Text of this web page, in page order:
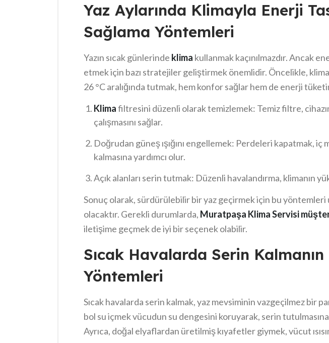
terimlere dair kafa karışıklığı yaşaması mümkündür. İyi bir
bu sorunlar aşılabilir. Sonuçta, etkili müşteri hizmetleri,
artırmada önemli bir rol oynamaktadır.
Yaz Aylarında Klimayla Enerji
Sağlama Yöntemleri
Yazın sıcak günlerinde klima kullanmak kaçınılmazdır. Ancak
etmek için bazı stratejiler geliştirmek önemlidir. Öncelikle, klima
26 °C aralığında tutmak, hem konfor sağlar hem de enerji
faydalanmak, gündüz kullanımını azaltır. Son olarak, düzenli
ile cihazın verimliliği artırılabilir.
Klimafiltresini düzenli olarak temizlemek: Temiz filtre,
çalışmasını sağlar.
Doğrudan güneş ışığını engellemek: Perdeleri kapatmak, iç
kalmasına yardımcı olur.
Açık alanları serin tutmak: Düzenli havalandırma, klimanın
Sonuç olarak, sürdürülebilir bir yaz geçirmek için bu yöntemleri
olacaktır. Gerekli durumlarda, Muratpaşa Klima Servisi
iletişime geçmek de iyi bir seçenek olabilir.
Sıcak Havalarda Serin
Yöntemleri
Sıcak havalarda serin kalmak, yaz mevsiminin vazgeçilmez bir
bol su içmek vücudun su dengesini koruyarak, serin tutulmasına
Ayrıca, doğal elyaflardan üretilmiş kıyafetler giymek, vücut